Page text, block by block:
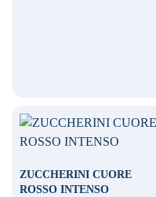
ZUCCHERINI CUORE
ROSSO INTENSO